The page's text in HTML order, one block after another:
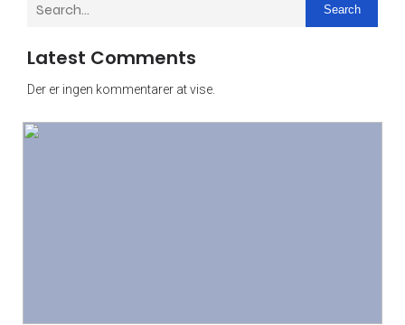
Search
Latest Comments
Der er ingen kommentarer at vise.